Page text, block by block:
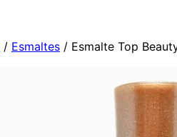
/ Esmaltes / Esmalte Top